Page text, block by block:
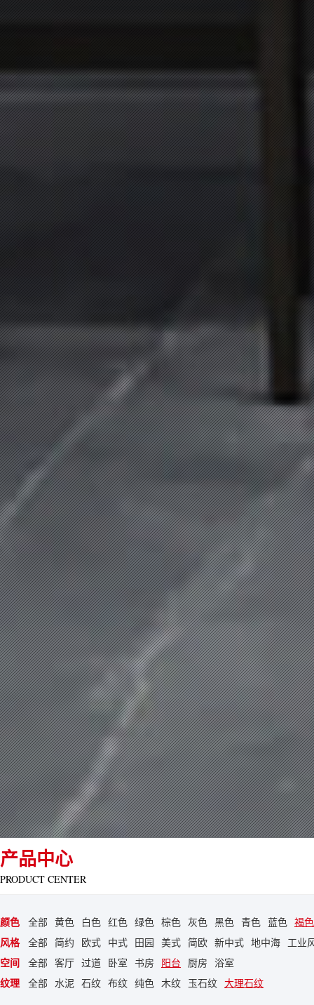
产品中心
PRODUCT CENTER
颜色 全部 黄色 白色 红色 绿色 棕色 灰色 黑色 青色 蓝色
褐色
风格
全部 简约 欧式 中式 田园 美式 简欧 新中式 地中海
工业
空间
全部 客厅 过道 卧室 书房 阳台 厨房
浴室
纹理
全部 水泥 石纹 布纹 纯色 木纹 玉石纹 大理石纹